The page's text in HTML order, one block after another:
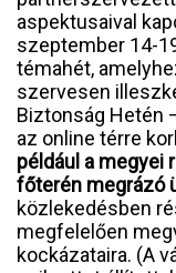
aspektusaival
szeptember 14-
témahét,
szervesen
Biztonság Hetén
az online térre
például a megyei
főterén megrázó
közlekedésben
megfelelően
kockázataira. (A